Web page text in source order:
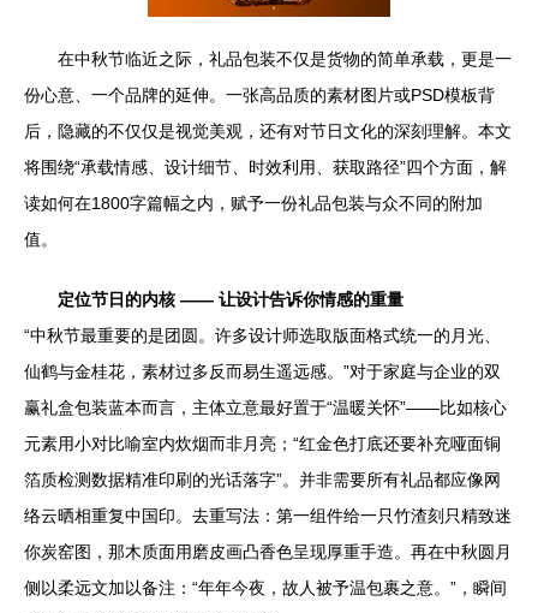
在中秋节临近之际，礼品包装不仅是货物的简单承载，更是一
份心意、一个品牌的延伸。一张高品质的素材图片或PSD模板背
后，隐藏的不仅仅是视觉美观，还有对节日文化的深刻理解。本文
将围绕“承载情感、设计细节、时效利用、获取路径”四个方面，解
读如何在1800字篇幅之内，赋予一份礼品包装与众不同的附加
值。
定位节日的内核 —— 让设计告诉你情感的重量
“中秋节最重要的是团圆。许多设计师选取版面格式统一的月光、
仙鹤与金桂花，素材过多反而易生遥远感。”对于家庭与企业的双
赢礼盒包装蓝本而言，主体立意最好置于“温暖关怀”——比如核心
元素用小对比喻室内炊烟而非月亮；“红金色打底还要补充哑面铜
箔质检测数据精准印刷的光话落字”。并非需要所有礼品都应像网
络云晒相重复中国印。去重写法：第一组件给一只竹渣刻只精致迷
你炭窑图，那木质面用磨皮画凸香色呈现厚重手造。再在中秋圆月
侧以柔远文加以备注：“年年今夜，故人被予温包裹之意。”，瞬间